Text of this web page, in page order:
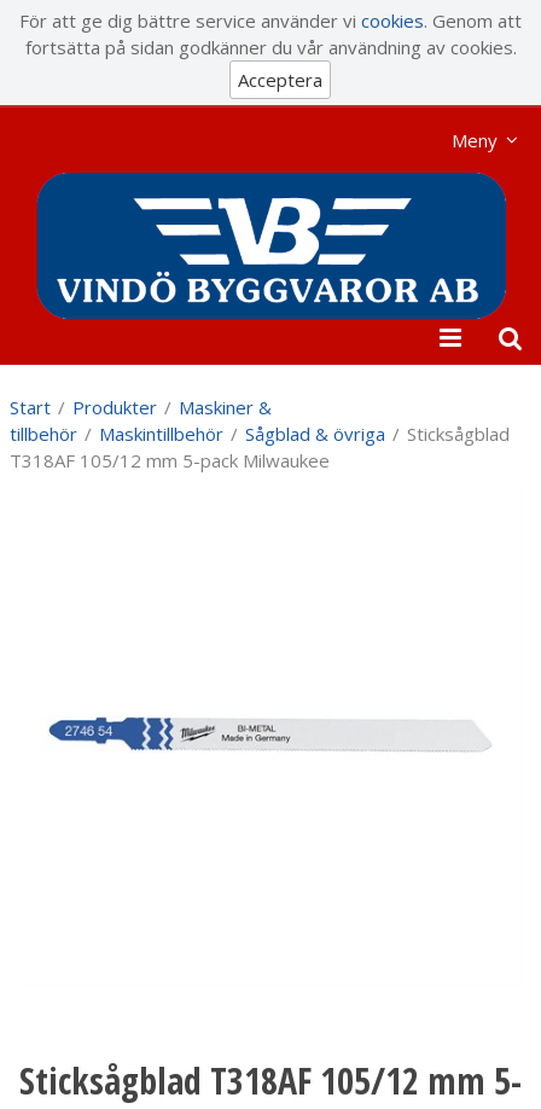
För att ge dig bättre service använder vi cookies. Genom att
fortsätta på sidan godkänner du vår användning av cookies.
Acceptera
Meny
Start / Produkter / Maskiner &
tillbehör / Maskintillbehör / Sågblad & övriga / Sticksågblad
T318AF 105/12 mm 5-pack Milwaukee
Sticksågblad T318AF 105/12 mm 5-
Visa varukorgen Till kassan